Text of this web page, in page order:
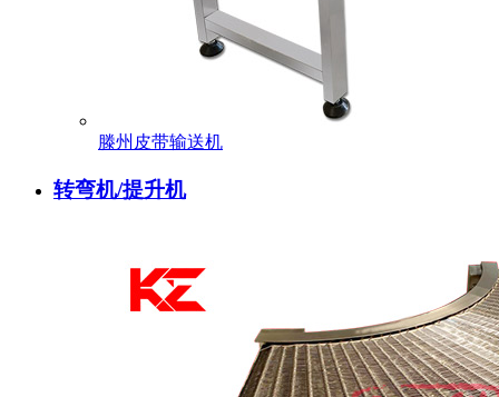
滕州皮带输送机
转弯机/提升机